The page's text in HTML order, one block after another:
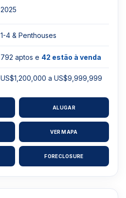
2025
1-4 & Penthouses
792 aptos e 42 estão à venda
US$1,200,000 a US$9,999,999
ALUGAR
VER MAPA
FORECLOSURE